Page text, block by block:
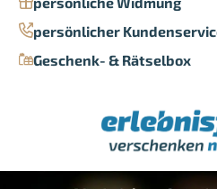
persönlicher
Geschenk- & Rätselbox